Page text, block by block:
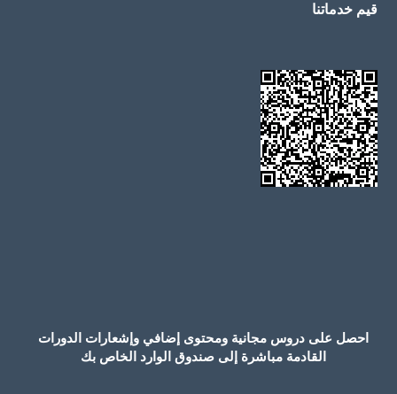
قيم خدماتنا
احصل على دروس مجانية ومحتوى إضافي وإشعارات الدورات
القادمة مباشرة إلى صندوق الوارد الخاص بك